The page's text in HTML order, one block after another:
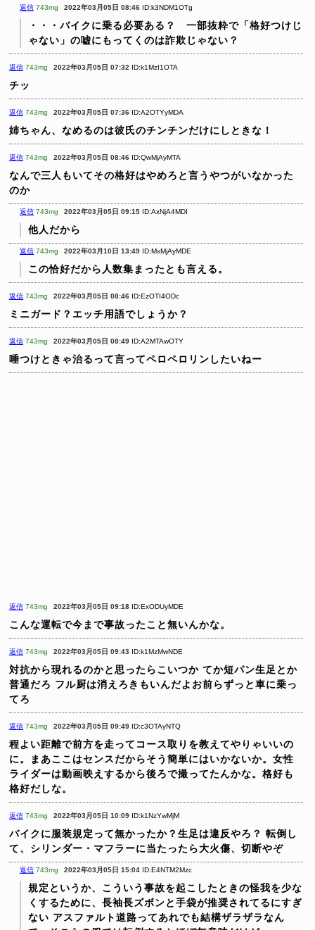
返信 743mg 2022年03月05日 08:46 ID:k3NDM1OTg
・・・バイクに乗る必要ある？ 一部抜粋で「格好つけじ
ゃない」の嘘にもってくのは詐欺じゃない？
返信 743mg 2022年03月05日 07:32 ID:k1MzI1OTA
チッ
返信 743mg 2022年03月05日 07:36 ID:A2OTYyMDA
姉ちゃん、なめるのは彼氏のチンチンだけにしときな！
返信 743mg 2022年03月05日 08:46 ID:QwMjAyMTA
なんで三人もいてその格好はやめろと言うやつがいなかった
のか
返信 743mg 2022年03月05日 09:15 ID:AxNjA4MDI
他人だから
返信 743mg 2022年03月10日 13:49 ID:MxMjAyMDE
この恰好だから人数集まったとも言える。
返信 743mg 2022年03月05日 08:46 ID:EzOTI4ODc
ミニガード？エッチ用語でしょうか？
返信 743mg 2022年03月05日 08:49 ID:A2MTAwOTY
唾つけときゃ治るって言ってペロペロリンしたいねー
返信 743mg 2022年03月05日 09:18 ID:ExODUyMDE
こんな運転で今まで事故ったこと無いんかな。
返信 743mg 2022年03月05日 09:43 ID:k1MzMwNDE
対抗から現れるのかと思ったらこいつか てか短パン生足とか
普通だろ フル厨は消えろきもいんだよお前らずっと車に乗っ
てろ
返信 743mg 2022年03月05日 09:49 ID:c3OTAyNTQ
程よい距離で前方を走ってコース取りを教えてやりゃいいの
に。まあここはセンスだからそう簡単にはいかないか。女性
ライダーは動画映えするから後ろで撮ってたんかな。格好も
格好だしな。
返信 743mg 2022年03月05日 10:09 ID:k1NzYwMjM
バイクに服装規定って無かったか？生足は違反やろ？ 転倒し
て、シリンダー・マフラーに当たったら大火傷、切断やぞ
返信 743mg 2022年03月05日 15:04 ID:E4NTM2Mzc
規定というか、こういう事故を起こしたときの怪我を少な
くするために、長袖長ズボンと手袋が推奨されてるにすぎ
ない アスファルト道路ってあれでも結構ザラザラなん